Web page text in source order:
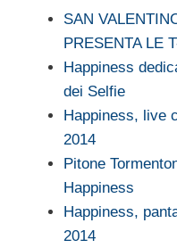
SAN
PRESENTA LE
Happiness
dei Selfie
Happiness, live
2014
Pitone
Happiness
Happiness,
2014